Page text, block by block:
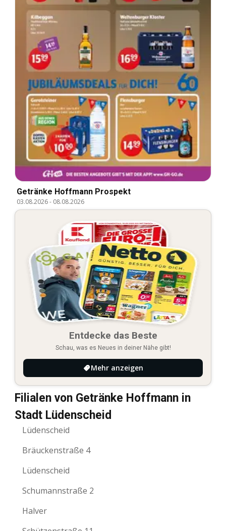
Getränke Hoffmann Prospekt
03.08.2026- 08.08.2026
Entdecke das Beste
Schau, was es Neues in deiner Nähe gibt!
Mehr anzeigen
Filialen von Getränke Hoffmann in
Stadt Lüdenscheid
Lüdenscheid
Bräuckenstraße 4
Lüdenscheid
Schumannstraße 2
Halver